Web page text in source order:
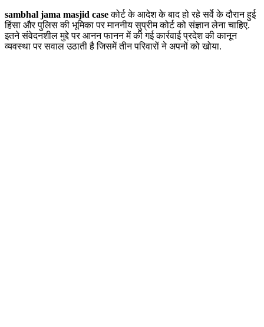
sambhal jama masjid caseकोर्ट के आदेश के बाद हो रहे सर्वे के दौरान हुई
हिंसा और पुलिस की भूमिका पर माननीय सुप्रीम कोर्ट को संज्ञान लेना चाहिए.
इतने संवेदनशील मुद्दे पर आनन फानन में की गई कार्रवाई प्रदेश की कानून
व्यवस्था पर सवाल उठाती है जिसमें तीन परिवारों ने अपनों को खोया.